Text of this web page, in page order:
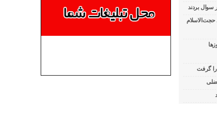
حجت‌الاسلام
را گرفت